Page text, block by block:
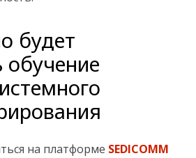
будет
обучение
на платформе SEDICOMM